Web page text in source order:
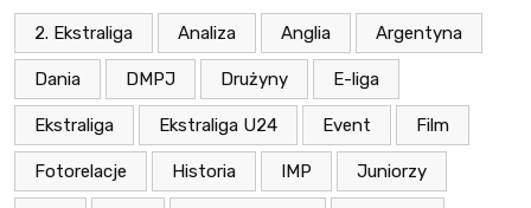
2. Ekstraliga Analiza Anglia Argentyna
Dania DMPJ Drużyny E-liga
Ekstraliga Ekstraliga U24 Event Film
Fotorelacje Historia IMP Juniorzy